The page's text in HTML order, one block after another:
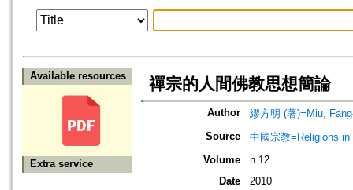
Available resources
Extra service
禪宗的人間佛教思想簡論
Author
繆方明 (著)=Miu,
Source
中國宗教=Religions
Volume
n.12
Date
2010